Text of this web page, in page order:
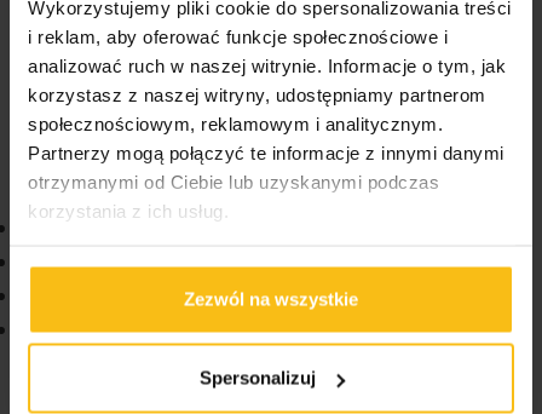
Wykorzystujemy pliki cookie do spersonalizowania treści
i reklam, aby oferować funkcje społecznościowe i
analizować ruch w naszej witrynie. Informacje o tym, jak
korzystasz z naszej witryny, udostępniamy partnerom
społecznościowym, reklamowym i analitycznym.
Partnerzy mogą połączyć te informacje z innymi danymi
otrzymanymi od Ciebie lub uzyskanymi podczas
korzystania z ich usług.
Zezwól na wszystkie
Spersonalizuj
1-2 kapsułki dziennie podczas posiłku.
VIKINGU! Sprawdź również inne produkty dostępne
na naszej stronie!
HIRO.LAB Collagen – Kolagen 120 caps.
Aliness Biotyna 2500 mcg, 120 tabl.
Aliness Bacopa Monnieri Ekstrakt 50% 100 kaps.
HIRO.LAB Collagen + HIRO.LAB Biotyna + Pillbox